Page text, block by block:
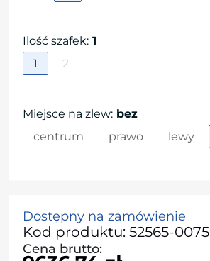
Ilość szafek: 1
1
2
Miejsce na zlew: bez
centrum
prawo lewy
Dostępny na zamówienie
Kod produktu: 52565-0075
Cena brutto: